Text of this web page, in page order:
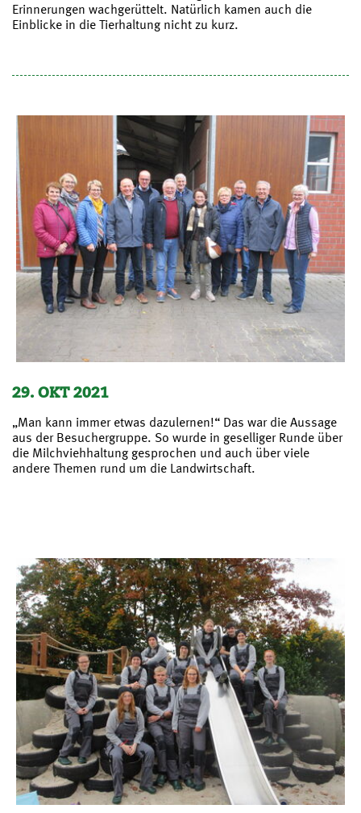
Erinnerungen wachgerüttelt. Natürlich kamen auch die
Einblicke in die Tierhaltung nicht zu kurz.
29. OKT 2021
„Man kann immer etwas dazulernen!“ Das war die Aussage
aus der Besuchergruppe. So wurde in geselliger Runde über
die Milchviehhaltung gesprochen und auch über viele
andere Themen rund um die Landwirtschaft.